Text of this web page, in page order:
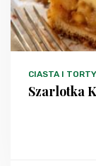
CIASTA I TORTY
Szarlotka